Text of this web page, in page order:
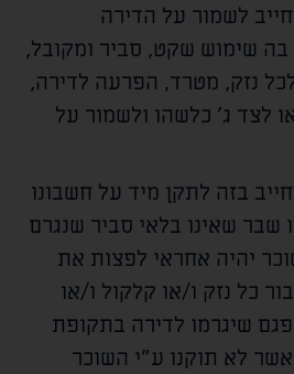
לשמור על הדירה
שימוש שקט, סביר ומקובל,
נזק, מטרד, הפרעה לדירה,
לצד ג' כלשהו ולשמור על
בזה לתקן מיד על חשבונו
שבר שאינו בלאי סביר שנגרם
יהיה אחראי לפצות את
כל נזק ו/או קלקול ו/או
שיגרמו לדירה בתקופת
לא תוקנו ע"י השוכר